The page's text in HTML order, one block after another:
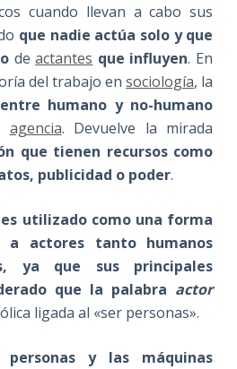
cuando llevan a cabo sus
que nadie actúa solo y que
deactantes que influyen. En
del trabajo ensociología, la
humano y no-humano
agencia. Devuelve la mirada
que tienen recursos como
publicidad o poder.
utilizado como una forma
actores tanto humanos
ya que sus principales
que la palabra actor
ligada al «ser personas».
personas y las máquinas